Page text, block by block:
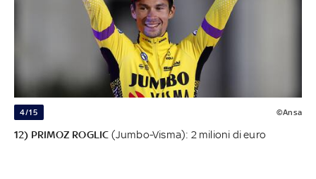
4/15 ©Ansa
12) PRIMOZ ROGLIC (Jumbo-Visma): 2 milioni di euro